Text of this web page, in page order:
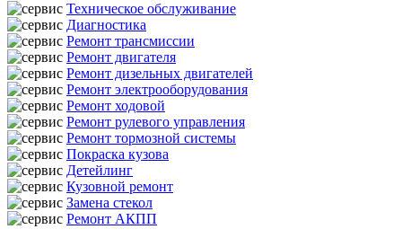
Техническое обслуживание
Диагностика
Ремонт трансмиссии
Ремонт двигателя
Ремонт дизельных двигателей
Ремонт электрооборудования
Ремонт ходовой
Ремонт рулевого управления
Ремонт тормозной системы
Покраска кузова
Детейлинг
Кузовной ремонт
Замена стекол
Ремонт АКПП